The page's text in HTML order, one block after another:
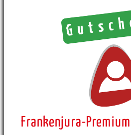
Frankenjura-